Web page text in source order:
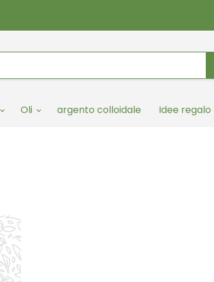
Oli argento colloidale Idee regalo